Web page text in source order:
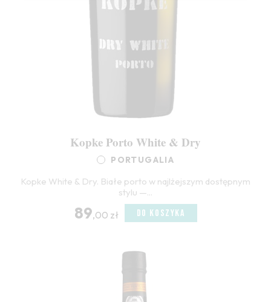
Kopke Porto White & Dry
PORTUGALIA
Kopke White & Dry. Białe porto w najlżejszym dostępnym
stylu —...
89,00 zł DO KOSZYKA